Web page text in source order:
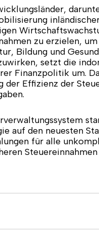
zu erzielen,
Bildung und
setzt die
Finanzpolitik um.
der Effizienz der
auf den neuesten
für alle